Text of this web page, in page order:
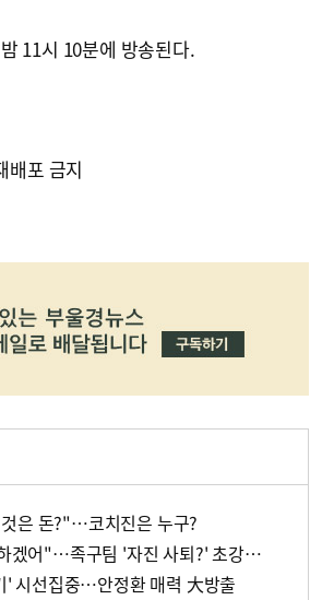
11시 10분에 방송된다.
포 금지
은 돈?"…코치진은 누구?
'예체능' 안정환, "난 방출 당하느니 자진사퇴하겠어"…족구팀 '자진 사퇴?' 초강수 이유는?
' 시선집중…안정환 매력 大방출